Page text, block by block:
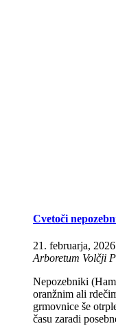
Cvetoči
21. februarja, 2026
Arboretum Volčji
Nepozebniki
oranžnim ali
grmovnice še
času zaradi